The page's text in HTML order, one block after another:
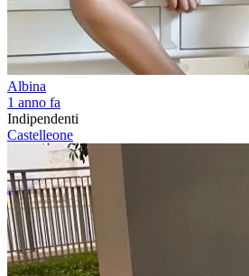
Albina
1 anno fa
Indipendenti
Castelleone